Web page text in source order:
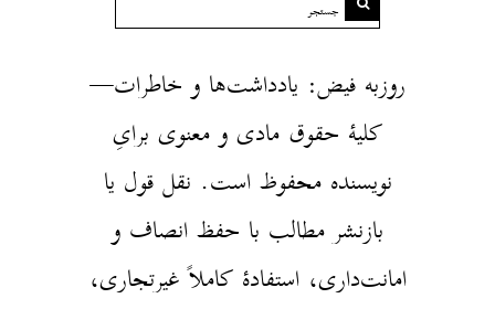
روزبه فیض: یادداشت‌ها و خاطرات—
کلیهٔ حقوق مادی و معنوی برایِ
نویسنده محفوظ است. نقل قول یا
بازنشر مطالب با حفظ انصاف و
امانت‌داری، استفادهٔ کاملاً غیرتجاری،